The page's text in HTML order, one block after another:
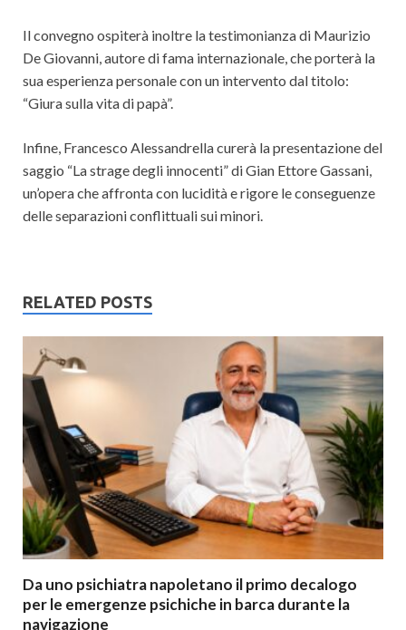
Il convegno ospiterà inoltre la testimonianza di Maurizio
De Giovanni, autore di fama internazionale, che porterà la
sua esperienza personale con un intervento dal titolo:
“Giura sulla vita di papà”.
Infine, Francesco Alessandrella curerà la presentazione del
saggio “La strage degli innocenti” di Gian Ettore Gassani,
un’opera che affronta con lucidità e rigore le conseguenze
delle separazioni conflittuali sui minori.
RELATED POSTS
Da uno psichiatra napoletano il primo decalogo
per le emergenze psichiche in barca durante la
navigazione